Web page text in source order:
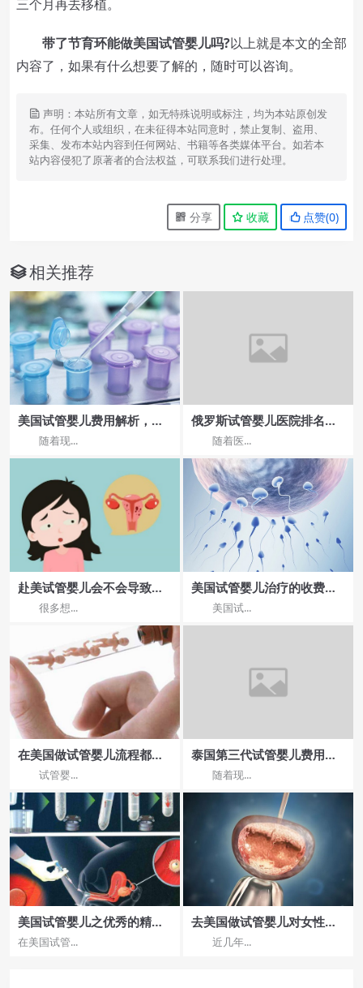
三个月再去移植。
带了节育环能做美国试管婴儿吗?以上就是本文的全部
内容了，如果有什么想要了解的，随时可以咨询。
声明：本站所有文章，如无特殊说明或标注，均为本站原创发
布。任何个人或组织，在未征得本站同意时，禁止复制、盗用、
采集、发布本站内容到任何网站、书籍等各类媒体平台。如若本
站内容侵犯了原著者的合法权益，可联系我们进行处理。
分享 收藏 点赞(0)
相关推荐
美国试管婴儿费用解析，优
秀医院提供性价比高的服
务？
随着现...
俄罗斯试管婴儿医院排名靠
前，哪家值得推荐？
随着医...
赴美试管婴儿会不会导致女
性提前衰老
很多想...
美国试管婴儿治疗的收费标
准是什么?让你清楚每一步的
费用
美国试...
在美国做试管婴儿流程都有
哪些?分为哪几步?
试管婴...
泰国第三代试管婴儿费用曼
谷Bumrungrad医院哪家好
随着现...
美国试管婴儿之优秀的精子
是怎样得到的？
在美国试管...
去美国做试管婴儿对女性有
哪些要求呢
近几年...